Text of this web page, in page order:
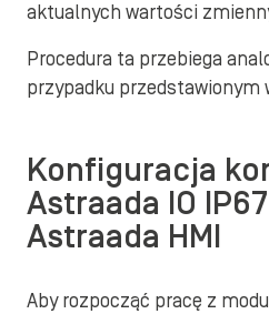
aktualnych wartości
Procedura ta przebiega
przypadku przedstawionym
Konfiguracja
Astraada IO
Astraada HMI
Aby rozpocząć pracę z